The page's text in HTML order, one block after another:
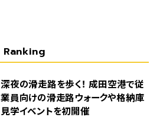
Ranking
深夜の滑走路を歩く！ 成田空港で従
業員向けの滑走路ウォークや格納庫
見学イベントを初開催